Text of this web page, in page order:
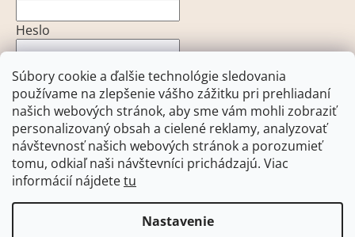
Súbory cookie a ďalšie technológie sledovania
používame na zlepšenie vášho zážitku pri prehliadaní
našich webových stránok, aby sme vám mohli zobraziť
personalizovaný obsah a cielené reklamy, analyzovať
návštevnosť našich webových stránok a porozumieť
tomu, odkiaľ naši návštevníci prichádzajú. Viac
informácií nájdetetu
Nastavenie
Heslo
PRIHLÁSIŤ SA
Nová registrácia Zabudnuté heslo
Heureka.sk Facebook Pohony brán - open-gate.sk
Pohony brán - open-gate.cz